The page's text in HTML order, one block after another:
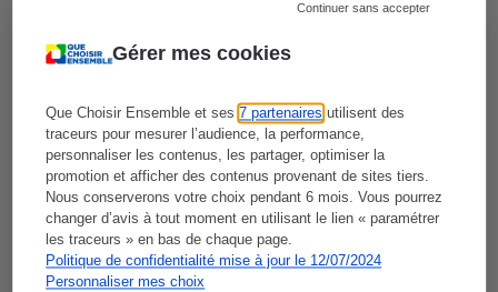
Gérer mes cookies
Que Choisir Ensemble et ses7 partenaires utilisent des
traceurs pour mesurer l’audience, la performance,
personnaliser les contenus, les partager, optimiser la
promotion et afficher des contenus provenant de sites tiers.
Nous conserverons votre choix pendant 6 mois. Vous pourrez
changer d’avis à tout moment en utilisant le lien « paramétrer
les traceurs » en bas de chaque page.
Politique de confidentialité mise à jour le 12/07/2024
Personnaliser mes choix
Continuer sans accepter